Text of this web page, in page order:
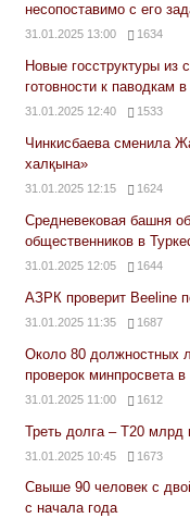
несопоставимо с его
31.01.2025 13:00 1634
Новые госструктуры из
готовности к паводкам
31.01.2025 12:40 1533
Чинкисбаева сменила
халқына»
31.01.2025 12:15 1624
Средневековая башня
общественников в
31.01.2025 12:05 1644
АЗРК проверит Beeline
31.01.2025 11:35 1687
Около 80 должностных
проверок минпросвета в
31.01.2025 11:00 1612
Треть долга – Т20 млрд
31.01.2025 10:45 1673
Свыше 90 человек с
с начала года